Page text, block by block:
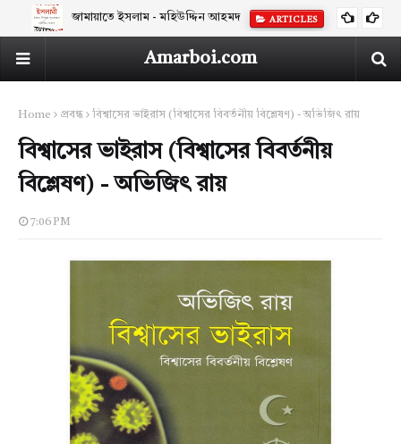
জামায়াতে ইসলাম - মহিউদ্দিন আহমদ ARTICLES
Amarboi.com
Home প্রবন্ধ বিশ্বাসের ভাইরাস (বিশ্বাসের বিবর্তনীয় বিশ্লেষণ) - অভিজিৎ রায়
বিশ্বাসের ভাইরাস (বিশ্বাসের বিবর্তনীয়
বিশ্লেষণ) - অভিজিৎ রায়
7:06 PM